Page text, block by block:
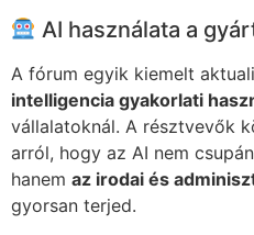
AI használata a
A fórum egyik kiemelt
intelligencia gyakorlati
vállalatoknál. A résztvevők
arról, hogy az AI nem
hanem az irodai és
gyorsan terjed.